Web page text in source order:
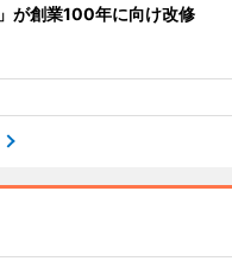
が創業100年に向け改修